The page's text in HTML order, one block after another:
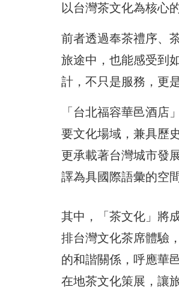
以台灣茶文化為核心
前者透過奉茶禮序、
旅途中，也能感受到
計，不只是服務，更
「台北福容華邑酒
要文化場域，兼具歷
更承載著台灣城市發
譯為具國際語彙的空
其中，「茶文化」將
排台灣文化茶席體驗
的和諧關係，呼應華
在地茶文化策展，讓